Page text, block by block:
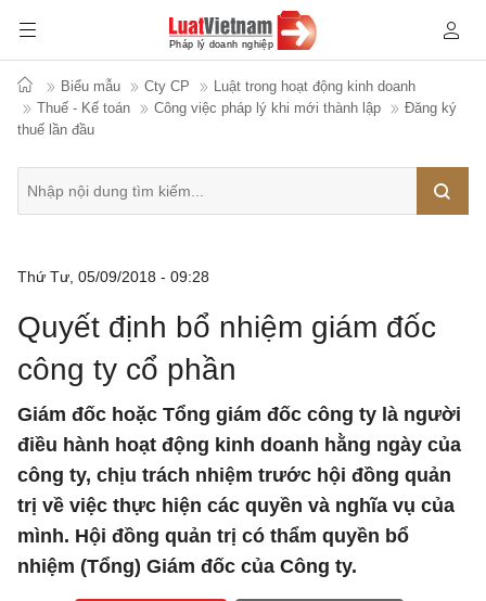
Biểu mẫu Cty CP
Luật trong hoạt động kinh doanh
Thuế - Kế toán
Công việc pháp lý khi mới thành lập
Đăng ký
thuế lần đầu
Thứ Tư, 05/09/2018 - 09:28
Quyết định bổ nhiệm giám đốc
công ty cổ phần
Giám đốc hoặc Tổng giám đốc công ty là người
điều hành hoạt động kinh doanh hằng ngày của
công ty, chịu trách nhiệm trước hội đồng quản
trị về việc thực hiện các quyền và nghĩa vụ của
mình. Hội đồng quản trị có thẩm quyền bổ
nhiệm (Tổng) Giám đốc của Công ty.